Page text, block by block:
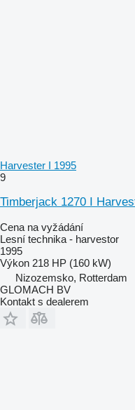
Harvester I 1995
9
Timberjack 1270 I
Cena na vyžádání
Lesní technika - harvestor
1995
Výkon 218 HP (160 kW)
Nizozemsko, Rotterdam
GLOMACH BV
Kontakt s dealerem